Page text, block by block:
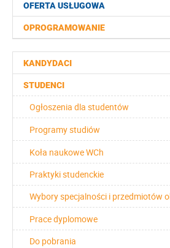
OFERTA USŁUGOWA
OPROGRAMOWANIE
KANDYDACI
STUDENCI
Ogłoszenia dla studentów
Programy studiów
Koła naukowe WCh
Praktyki studenckie
Wybory specjalności i przedmiotów
Prace dyplomowe
Do pobrania